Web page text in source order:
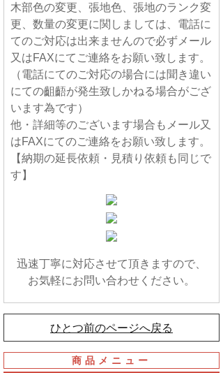
木部色の変更、張地色、張地のランク変
更、数量の変更に関しましては、電話に
てのご対応は出来ませんので必ずメール
又はFAXにてご連絡をお願い致します。
（電話にてのご対応の場合には聞き違い
にての齟齬が発生致しかねる場合がござ
います為です）
他・詳細等のございます場合もメール又
はFAXにてのご連絡をお願い致します。
【納期の延長依頼・見積り依頼も同じで
す】
迅速丁寧に対応させて頂きますので、
お気軽にお問い合わせください。
ひとつ前のページへ戻る
商品メニュー